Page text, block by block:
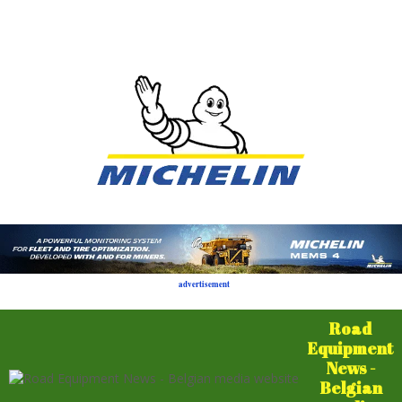
advertisement
Road
Equipment
News -
Belgian